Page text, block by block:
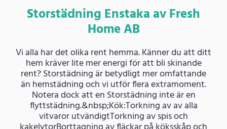
Storstädning Enstaka av Fresh
Home AB
Vi alla har det olika rent hemma. Känner du att ditt
hem kräver lite mer energi för att bli skinande
rent? Storstädning är betydligt mer omfattande
än hemstädning och vi utför flera extramoment.
Notera dock att en Storstädning inte är en
flyttstädning.&nbsp;Kök:Torkning av av alla
vitvaror utvändigtTorkning av spis och